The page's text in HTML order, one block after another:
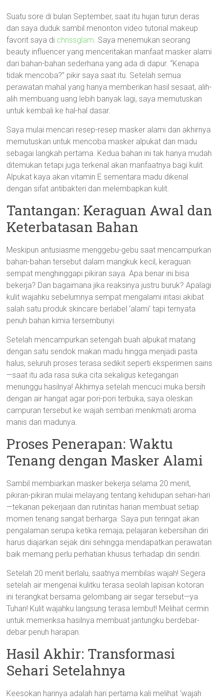
Suatu sore di bulan September, saat itu hujan turun deras
dan saya duduk sambil menonton video tutorial makeup
favorit saya di chrissglam. Saya menemukan seorang
beauty influencer yang menceritakan manfaat masker alami
dari bahan-bahan sederhana yang ada di dapur. “Kenapa
tidak mencoba?” pikir saya saat itu. Setelah semua
perawatan mahal yang hanya memberikan hasil sesaat, alih-
alih membuang uang lebih banyak lagi, saya memutuskan
untuk kembali ke hal-hal dasar.
Saya mulai mencari resep-resep masker alami dan akhirnya
memutuskan untuk mencoba masker alpukat dan madu
sebagai langkah pertama. Kedua bahan ini tak hanya mudah
ditemukan tetapi juga terkenal akan manfaatnya bagi kulit.
Alpukat kaya akan vitamin E sementara madu dikenal
dengan sifat antibakteri dan melembapkan kulit.
Tantangan: Keraguan Awal dan
Keterbatasan Bahan
Meskipun antusiasme menggebu-gebu saat mencampurkan
bahan-bahan tersebut dalam mangkuk kecil, keraguan
sempat menghinggapi pikiran saya. Apa benar ini bisa
bekerja? Dan bagaimana jika reaksinya justru buruk? Apalagi
kulit wajahku sebelumnya sempat mengalami iritasi akibat
salah satu produk skincare berlabel ‘alami’ tapi ternyata
penuh bahan kimia tersembunyi.
Setelah mencampurkan setengah buah alpukat matang
dengan satu sendok makan madu hingga menjadi pasta
halus, seluruh proses terasa sedikit seperti eksperimen sains
—saat itu ada rasa suka cita sekaligus ketegangan
menunggu hasilnya! Akhirnya setelah mencuci muka bersih
dengan air hangat agar pori-pori terbuka, saya oleskan
campuran tersebut ke wajah sembari menikmati aroma
manis dari madunya.
Proses Penerapan: Waktu
Tenang dengan Masker Alami
Sambil membiarkan masker bekerja selama 20 menit,
pikiran-pikiran mulai melayang tentang kehidupan sehari-hari
—tekanan pekerjaan dan rutinitas harian membuat setiap
momen tenang sangat berharga. Saya pun teringat akan
pengalaman serupa ketika remaja; pelajaran kebersihan diri
harus diajarkan sejak dini sehingga mendapatkan perawatan
baik memang perlu perhatian khusus terhadap diri sendiri.
Setelah 20 menit berlalu, saatnya membilas wajah! Segera
setelah air mengenai kulitku terasa seolah lapisan kotoran
ini terangkat bersama gelombang air segar tersebut—ya
Tuhan! Kulit wajahku langsung terasa lembut! Melihat cermin
untuk memeriksa hasilnya membuat jantungku berdebar-
debar penuh harapan.
Hasil Akhir: Transformasi
Sehari Setelahnya
Keesokan harinya adalah hari pertama kali melihat ‘wajah